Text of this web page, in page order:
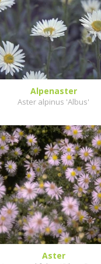
Alpenaster
Aster alpinus 'Albus'
Aster